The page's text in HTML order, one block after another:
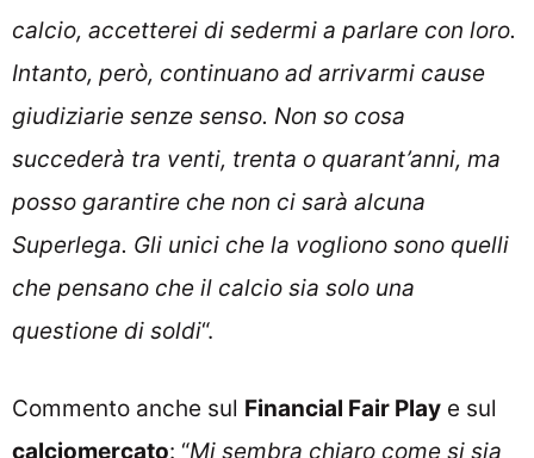
calcio, accetterei di sedermi a parlare con loro.
Intanto, però, continuano ad arrivarmi cause
giudiziarie senze senso. Non so cosa
succederà tra venti, trenta o quarant’anni, ma
posso garantire che non ci sarà alcuna
Superlega. Gli unici che la vogliono sono quelli
che pensano che il calcio sia solo una
questione di soldi“.
Commento anche sul Financial Fair Play e sul
calciomercato: “Mi sembra chiaro come si sia